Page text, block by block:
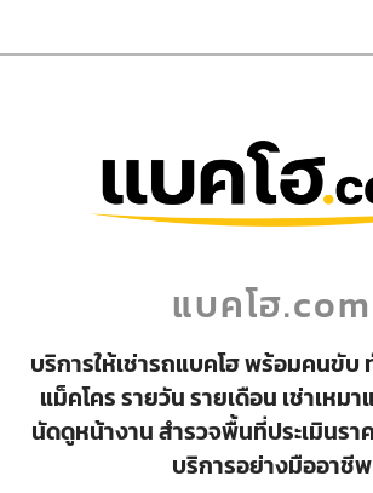
แบคโฮ.com
บริการให้เช่ารถแบคโฮ พร้อมคนขับ
แม็คโคร รายวัน รายเดือน เช่าเหม
นัดดูหน้างาน สำรวจพื้นที่ประเมินรา
บริการอย่างมืออาชีพ